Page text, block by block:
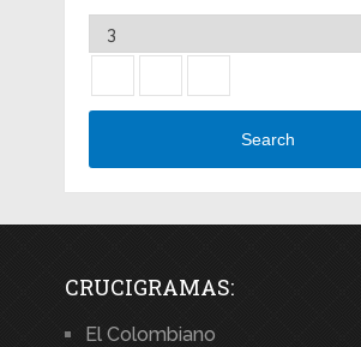
Search
CRUCIGRAMAS:
El Colombiano